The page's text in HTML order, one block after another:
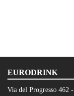
EURODRINK
Via del Progresso 462 -